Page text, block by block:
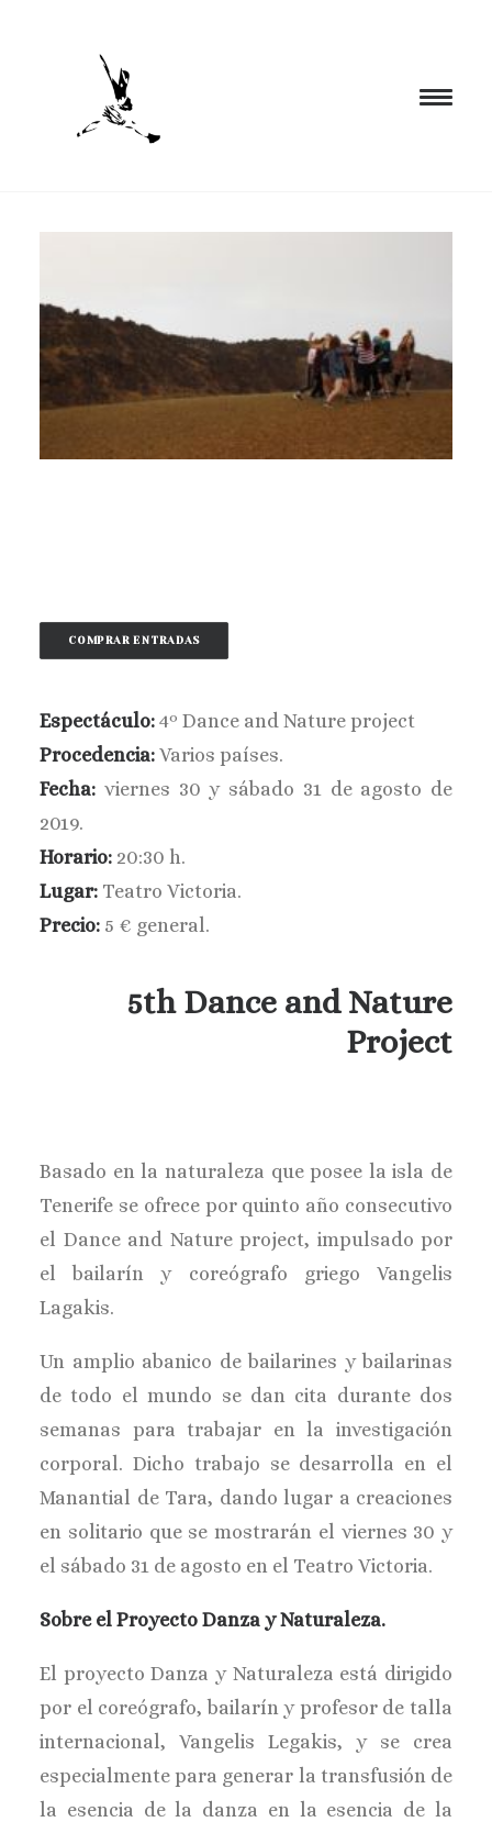
FORMACIÓN
CIA. NÓMADA
PROYECTOS
BLOG
COMPRAR ENTRADAS
Espectáculo: 4º Dance and Nature project
Procedencia: Varios países.
Fecha: viernes 30 y sábado 31 de agosto de
2019.
Horario: 20:30 h.
Lugar: Teatro Victoria.
Precio: 5 € general.
5th Dance and Nature
Project
Basado en la naturaleza que posee la isla de
Tenerife se ofrece por quinto año consecutivo
el Dance and Nature project, impulsado por
el bailarín y coreógrafo griego Vangelis
Lagakis.
Un amplio abanico de bailarines y bailarinas
de todo el mundo se dan cita durante dos
semanas para trabajar en la investigación
corporal. Dicho trabajo se desarrolla en el
Manantial de Tara, dando lugar a creaciones
en solitario que se mostrarán el viernes 30 y
el sábado 31 de agosto en el Teatro Victoria.
Sobre el Proyecto Danza y Naturaleza.
El proyecto Danza y Naturaleza está dirigido
por el coreógrafo, bailarín y profesor de talla
internacional, Vangelis Legakis, y se crea
especialmente para generar la transfusión de
la esencia de la danza en la esencia de la